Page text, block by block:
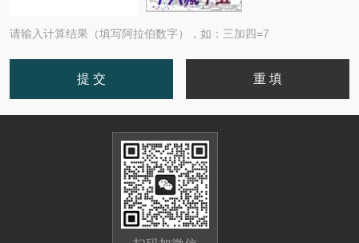
请输入计算结果（填写阿拉伯数字），如：三加四=7